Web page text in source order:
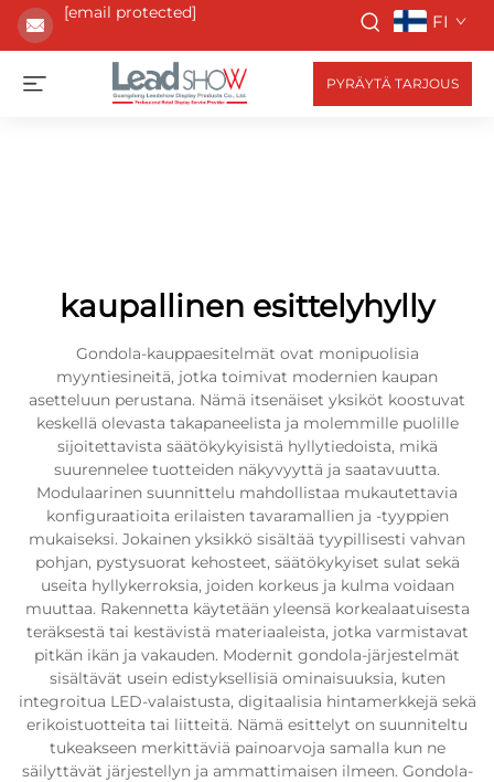
[email protected] FI
PYRÄYTÄ TARJOUS
kaupallinen esittelyhylly
Gondola-kauppaesitelmät ovat monipuolisia
myyntiesineitä, jotka toimivat modernien kaupan
asetteluun perustana. Nämä itsenäiset yksiköt koostuvat
keskellä olevasta takapaneelista ja molemmille puolille
sijoitettavista säätökykyisistä hyllytiedoista, mikä
suurennelee tuotteiden näkyvyyttä ja saatavuutta.
Modulaarinen suunnittelu mahdollistaa mukautettavia
konfiguraatioita erilaisten tavaramallien ja -tyyppien
mukaiseksi. Jokainen yksikkö sisältää tyypillisesti vahvan
pohjan, pystysuorat kehosteet, säätökykyiset sulat sekä
useita hyllykerroksia, joiden korkeus ja kulma voidaan
muuttaa. Rakennetta käytetään yleensä korkealaatuisesta
teräksestä tai kestävistä materiaaleista, jotka varmistavat
pitkän ikän ja vakauden. Modernit gondola-järjestelmät
sisältävät usein edistyksellisiä ominaisuuksia, kuten
integroitua LED-valaistusta, digitaalisia hintamerkkejä sekä
erikoistuotteita tai liitteitä. Nämä esittelyt on suunniteltu
tukeakseen merkittäviä painoarvoja samalla kun ne
säilyttävät järjestellyn ja ammattimaisen ilmeen. Gondola-